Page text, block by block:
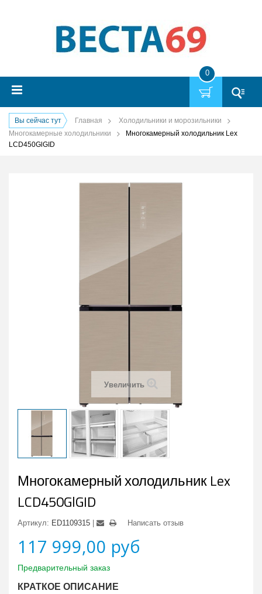
0
Вы сейчас тут Главная
Холодильники и морозильники
Многокамерные холодильники
Многокамерный холодильник Lex
LCD450GlGID
Увеличить
Многокамерный холодильник Lex
LCD450GlGID
Артикул: ED1109315 Написать отзыв
117 999,00 руб
Предварительный заказ
КРАТКОЕ ОПИСАНИЕ